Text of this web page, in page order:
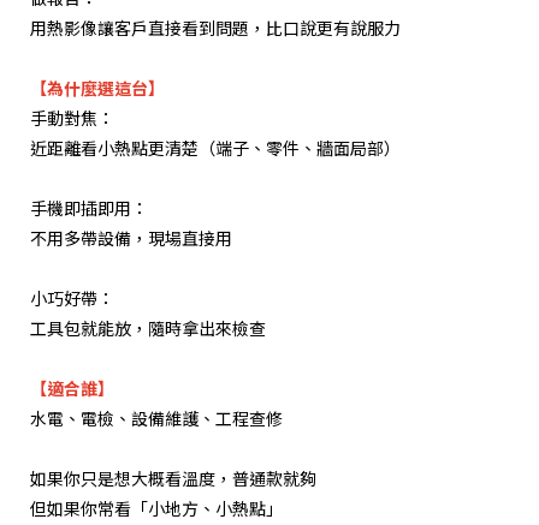
用熱影像讓客戶直接看到問題，比口說更有說服力
【為什麼選這台】
手動對焦：
近距離看小熱點更清楚（端子、零件、牆面局部）
手機即插即用：
不用多帶設備，現場直接用
小巧好帶：
工具包就能放，隨時拿出來檢查
【適合誰】
水電、電檢、設備維護、工程查修
如果你只是想大概看溫度，普通款就夠
但如果你常看「小地方、小熱點」